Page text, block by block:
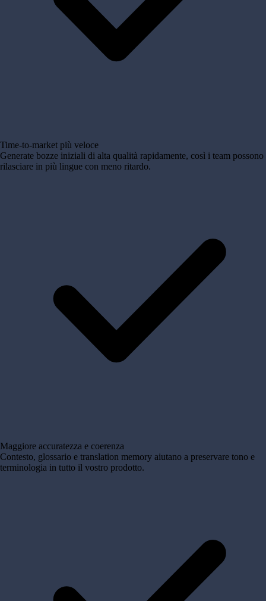
Time-to-market più veloce
Generate bozze iniziali di alta qualità rapidamente, così i team possono
rilasciare in più lingue con meno ritardo.
Maggiore accuratezza e coerenza
Contesto, glossario e translation memory aiutano a preservare tono e
terminologia in tutto il vostro prodotto.